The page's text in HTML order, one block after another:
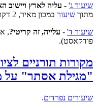
שיעור ג' - עליה לארץ ויישוב
מתוך שיעור במכון מאיר, 2 דקות (וידאו).
שיעור ד' - עלייה, זה קריטי?
פודקאסט).
מקורות תורניים
"מגילת אסתר" על
שיעורים נפרדים.